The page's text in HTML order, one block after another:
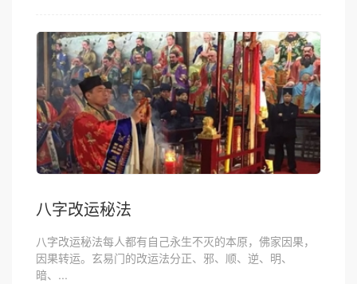
八字改运秘法
八字改运秘法每人都有自己永生不灭的本原，佛家因果，
因果转运。玄易门的改运法分正、邪、顺、逆、明、
暗、...